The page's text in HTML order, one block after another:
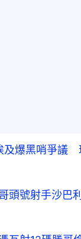
及爆黑哨爭議
頭號射手沙